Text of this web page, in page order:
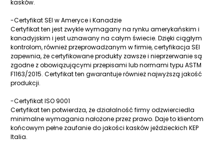
kasków.
-Certyfikat SEI w Ameryce i Kanadzie
Certyfikat ten jest zwykle wymagany na rynku amerykańskim i
kanadyjskim i jest uznawany na całym świecie. Dzięki ciągłym
kontrolom, również przeprowadzanym w firmie, certyfikacja SEI
zapewnia, że certyfikowane produkty zawsze i nieprzerwanie są
zgodne z obowiązującymi przepisami lub normami typu ASTM
F1163/2015. Certyfikat ten gwarantuje również najwyższą jakość
produkcji.
-Certyfikat ISO 9001
Certyfikat ten potwierdza, że działalność firmy odzwierciedla
minimalne wymagania nałożone przez prawo. Daje to klientom
końcowym pełne zaufanie do jakości kasków jeździeckich KEP
Italia.